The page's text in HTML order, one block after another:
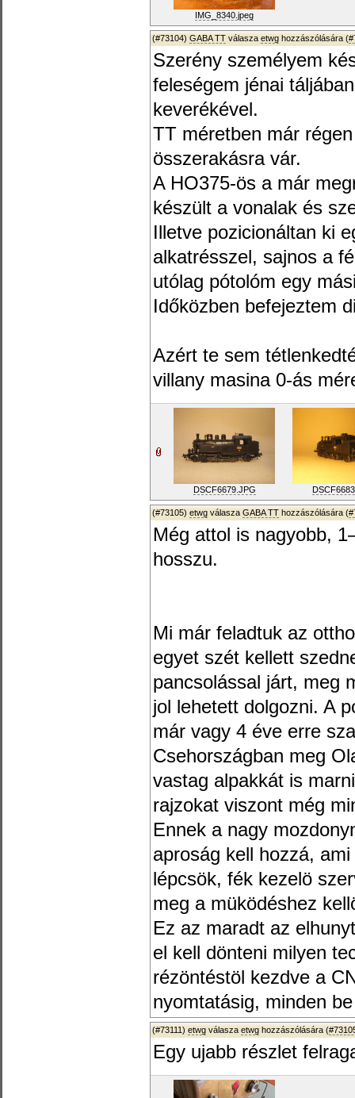
IMG_8340.jpeg
(#73104) GABA TT válasza etwg hozzászólására (
Szerény személyem
feleségem jénai
keverékével.
TT méretben már
összerakásra vár.
A HO375-ös a már
készült a vonalak és
Illetve pozicionáltan ki
alkatrésszel, sajnos a
utólag pótolóm egy
Időközben befejeztem
Azért te sem
villany masina 0-ás
DSCF6679.JPG
(#73105) etwg válasza GABA TT hozzászólására (
Még attol is nagyobb,
hosszu.
Mi már feladtuk az
egyet szét kellett
pancsolással járt, meg
jol lehetett dolgozni. A
már vagy 4 éve erre
Csehországban meg
vastag alpakkát is
rajzokat viszont még
Ennek a nagy
aproság kell hozzá,
lépcsök, fék kezelö
meg a müködéshez
Ez az maradt az
el kell dönteni milyen
rézöntéstöl kezdve a
nyomtatásig, minden
(#73111) etwg válasza etwg hozzászólására (
Egy ujabb részlet